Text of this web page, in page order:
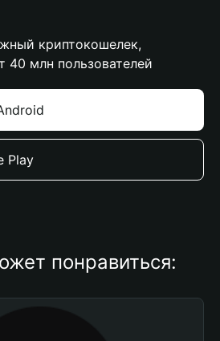
криптокошелек,
40 млн пользователей
Play
понравиться: